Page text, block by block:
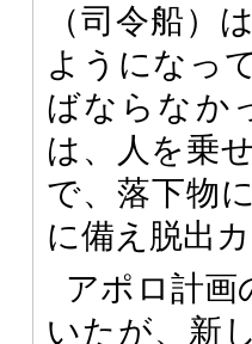
（司令船）
ようになっ
ばならなか
は、人を乗
で、落下物
に備え脱出
アポロ計画
いたが、新